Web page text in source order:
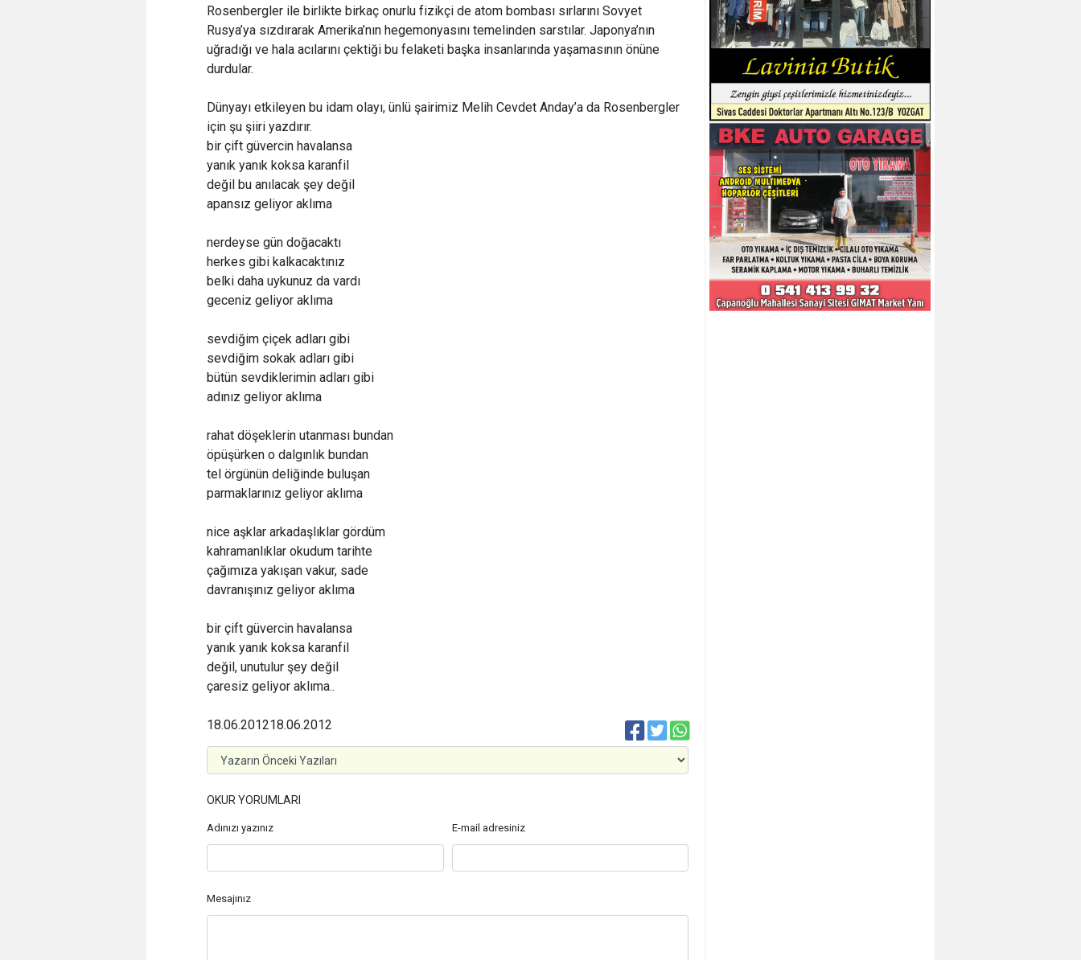
Rosenbergler ile birlikte birkaç onurlu fizikçi de atom bombası sırlarını Sovyet
Rusya’ya sızdırarak Amerika’nın hegemonyasını temelinden sarstılar. Japonya’nın
uğradığı ve hala acılarını çektiği bu felaketi başka insanlarında yaşamasının önüne
durdular.
Dünyayı etkileyen bu idam olayı, ünlü şairimiz Melih Cevdet Anday’a da Rosenbergler
için şu şiiri yazdırır.
bir çift güvercin havalansa
yanık yanık koksa karanfil
değil bu anılacak şey değil
apansız geliyor aklıma
nerdeyse gün doğacaktı
herkes gibi kalkacaktınız
belki daha uykunuz da vardı
geceniz geliyor aklıma
sevdiğim çiçek adları gibi
sevdiğim sokak adları gibi
bütün sevdiklerimin adları gibi
adınız geliyor aklıma
rahat döşeklerin utanması bundan
öpüşürken o dalgınlık bundan
tel örgünün deliğinde buluşan
parmaklarınız geliyor aklıma
nice aşklar arkadaşlıklar gördüm
kahramanlıklar okudum tarihte
çağımıza yakışan vakur, sade
davranışınız geliyor aklıma
bir çift güvercin havalansa
yanık yanık koksa karanfil
değil, unutulur şey değil
çaresiz geliyor aklıma..
18.06.2012
18.06.2012
OKUR YORUMLARI
Adınızı yazınız E-mail adresiniz
Mesajınız